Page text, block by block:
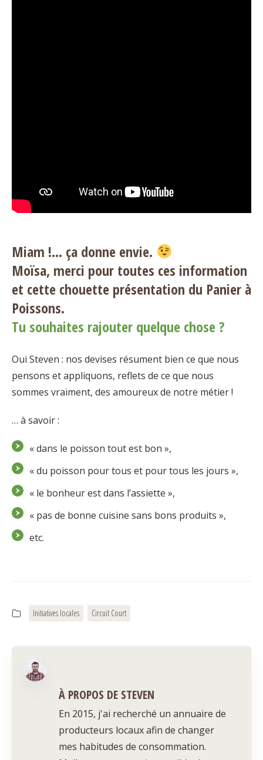
Miam !… ça donne envie.
Moïsa, merci pour toutes ces information
et cette chouette présentation du Panier à
Poissons.
Tu souhaites rajouter quelque chose ?
Oui Steven : nos devises résument bien ce que nous
pensons et appliquons, reflets de ce que nous
sommes vraiment, des amoureux de notre métier !
… à savoir :
« dans le poisson tout est bon »,
« du poisson pour tous et pour tous les jours »,
« le bonheur est dans l’assiette »,
« pas de bonne cuisine sans bons produits »,
etc.
Initiatives locales Circuit Court
À PROPOS DE STEVEN
En 2015, j'ai recherché un annuaire de
producteurs locaux afin de changer
mes habitudes de consommation.